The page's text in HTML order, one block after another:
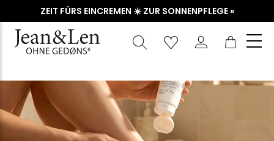
ZEIT FÜRS EINCREMEN ☀️ ZUR SONNENPFLEGE »